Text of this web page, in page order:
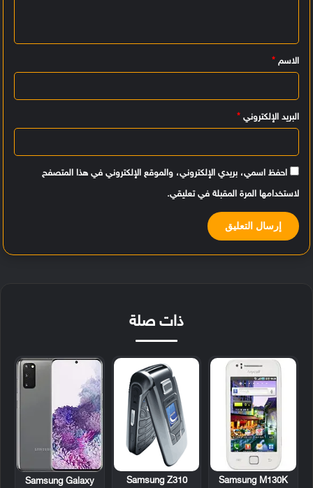
ي
ق
الاسم *
البريد الإلكتروني *
احفظ اسمي، بريدي الإلكتروني، والموقع الإلكتروني في هذا المتصفح
لاستخدامها المرة المقبلة في تعليقي.
ذات صلة
Samsung M130K
Samsung Z310
Samsung Galaxy